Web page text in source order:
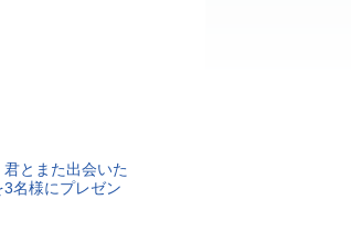
とまた出会いた
名様にプレゼン